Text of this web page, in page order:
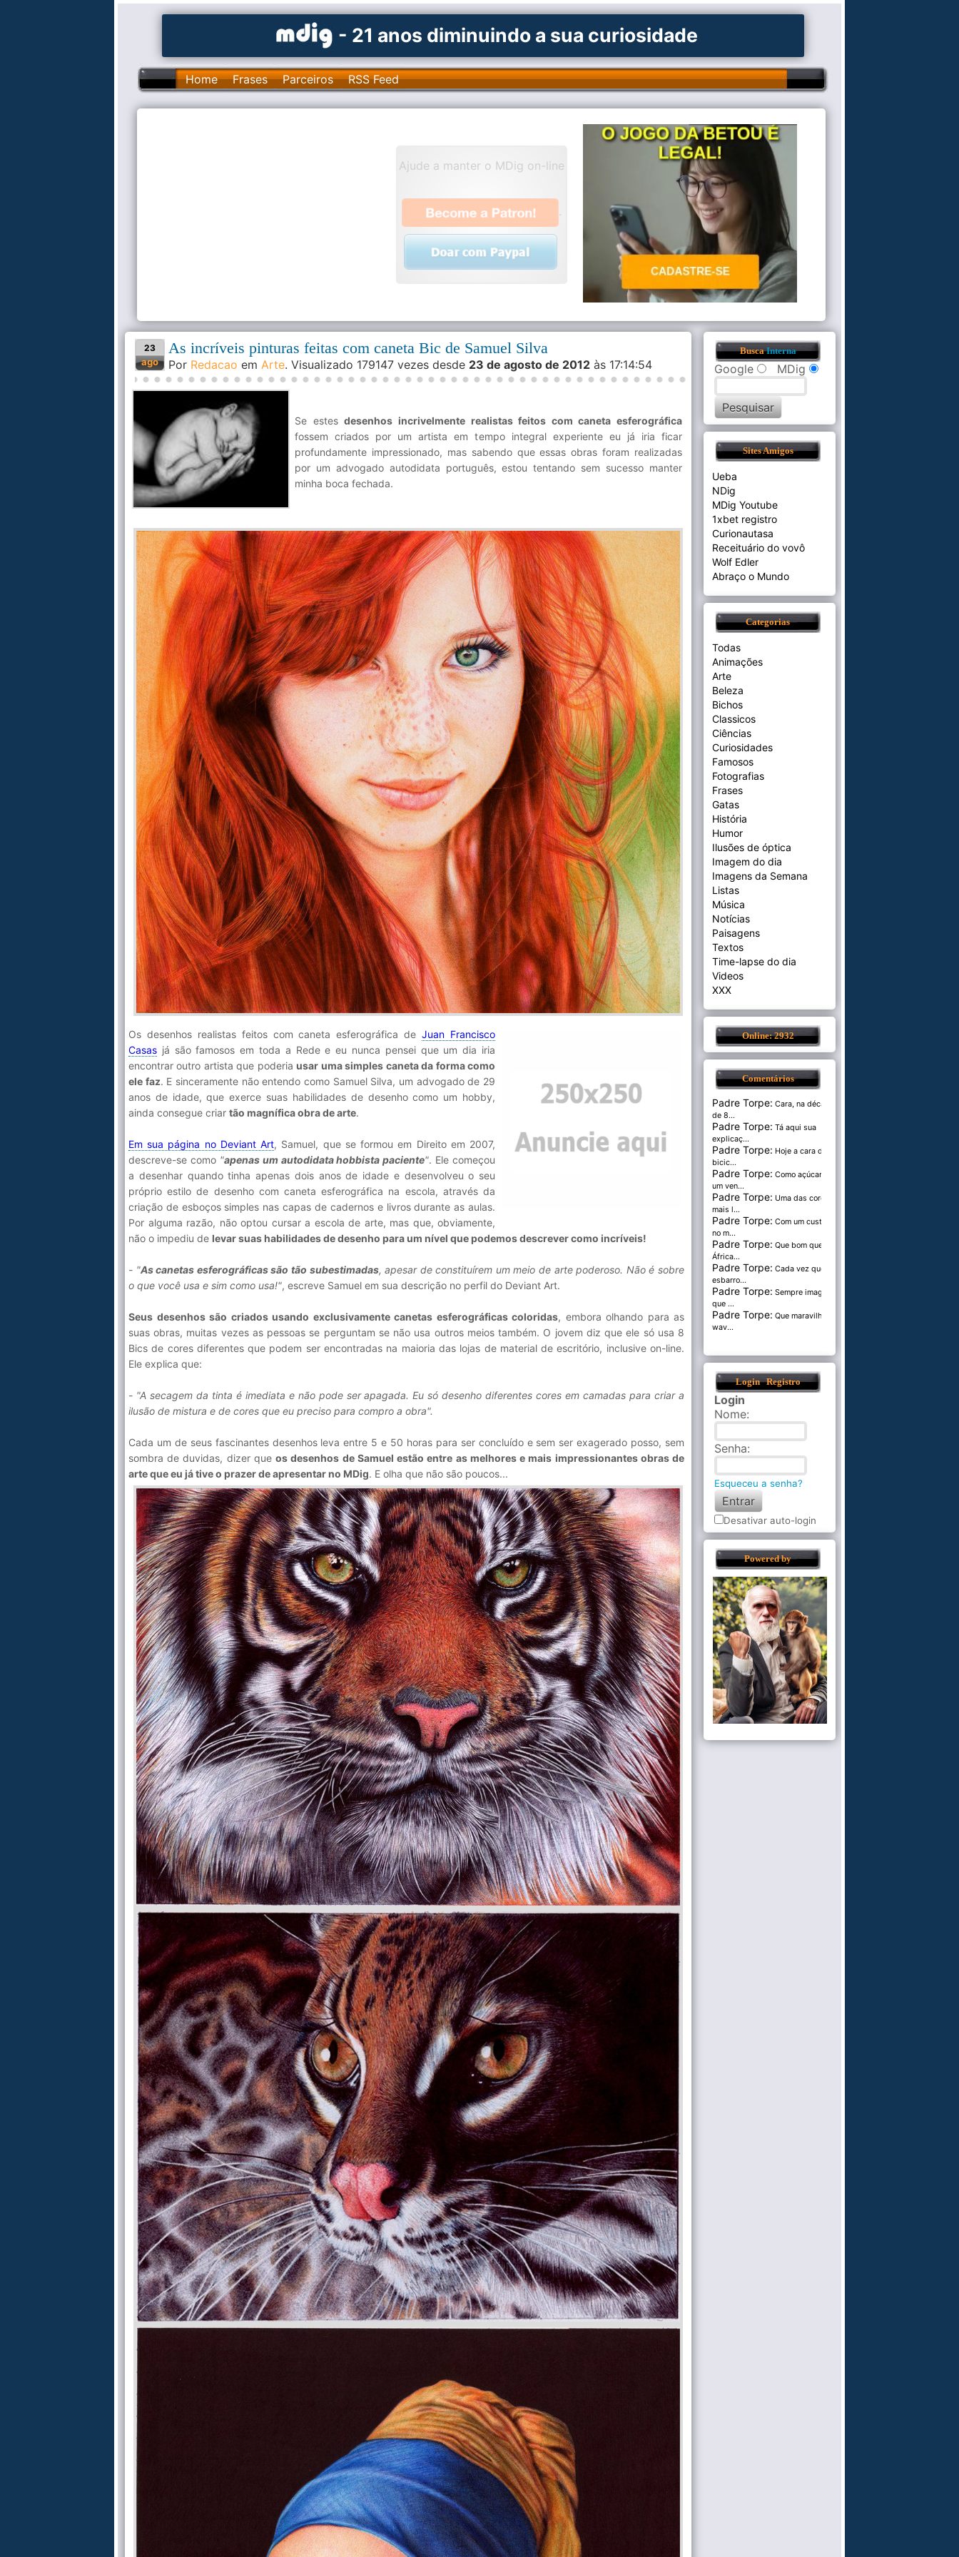
- 21 anos diminuindo a sua curiosidade
Home Frases Parceiros RSS Feed
Ajude a manter o MDig on-line
.
23
ago
As incríveis pinturas feitas com caneta Bic de Samuel Silva
Por Redacao em Arte. Visualizado 179147 vezes desde 23 de agosto de 2012 às 17:14:54
Se estesdesenhos incrivelmente realistas feitos com caneta esferográfica
fossem criados por um artista em tempo integral experiente eu já iria ficar
profundamente impressionado, mas sabendo que essas obras foram realizadas
por um advogado autodidata português, estou tentando sem sucesso manter
minha boca fechada.
Os desenhos realistas feitos com caneta esferográfica deJuan Francisco
Casas já são famosos em toda a Rede e eu nunca pensei que um dia iria
encontrar outro artista que poderiausar uma simples caneta da forma como
ele faz. E sinceramente não entendo como Samuel Silva, um advogado de 29
anos de idade, que exerce suas habilidades de desenho como um hobby,
ainda consegue criar tão magnífica obra de arte.
Em sua página no Deviant Art, Samuel, que se formou em Direito em 2007,
descreve-se como "apenas um autodidata hobbista paciente". Ele começou
a desenhar quando tinha apenas dois anos de idade e desenvolveu o seu
próprio estilo de desenho com caneta esferográfica na escola, através da
criação de esboços simples nas capas de cadernos e livros durante as aulas.
Por alguma razão, não optou cursar a escola de arte, mas que, obviamente,
não o impediu de levar suas habilidades de desenho para um nível que podemos descrever como incríveis!
- "As canetas esferográficas são tão subestimadas, apesar de constituírem um meio de arte poderoso. Não é sobre
o que você usa e sim como usa!", escreve Samuel em sua descrição no perfil do Deviant Art.
Seus desenhos são criados usando exclusivamente canetas esferográficas coloridas, embora olhando para as
suas obras, muitas vezes as pessoas se perguntam se não usa outros meios também. O jovem diz que ele só usa 8
Bics de cores diferentes que podem ser encontradas na maioria das lojas de material de escritório, inclusive on-line.
Ele explica que:
- "A secagem da tinta é imediata e não pode ser apagada. Eu só desenho diferentes cores em camadas para criar a
ilusão de mistura e de cores que eu preciso para compro a obra".
Cada um de seus fascinantes desenhos leva entre 5 e 50 horas para ser concluído e sem ser exagerado posso, sem
sombra de duvidas, dizer queos desenhos de Samuel estão entre as melhores e mais impressionantes obras de
arte que eu já tive o prazer de apresentar no MDig. E olha que não são poucos...
BuscaInterna
Google MDig
Sites Amigos
Ueba
NDig
MDig Youtube
1xbet registro
Curionautasa
Receituário do vovô
Wolf Edler
Abraço o Mundo
Categorias
Todas
Animações
Arte
Beleza
Bichos
Classicos
Ciências
Curiosidades
Famosos
Fotografias
Frases
Gatas
História
Humor
Ilusões de óptica
Imagem do dia
Imagens da Semana
Listas
Música
Notícias
Paisagens
Textos
Time-lapse do dia
Videos
XXX
Online: 2932
Comentários
Padre Torpe: Cara, na década
de 8...
Padre Torpe: Tá aqui sua
explicaç...
Padre Torpe: Hoje a cara de
bicic...
Padre Torpe: Como açúcar é
um ven...
Padre Torpe: Uma das cores
mais l...
Padre Torpe: Com um custo de
no m...
Padre Torpe: Que bom que a
África...
Padre Torpe: Cada vez que
esbarro...
Padre Torpe: Sempre imaginei
que ...
Padre Torpe: Que maravilha de
wav...
Login Registro
Login
Nome:
Senha:
Esqueceu a senha?
Desativar auto-login
Powered by